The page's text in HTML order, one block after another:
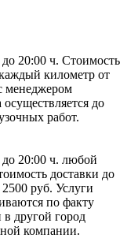
20:00 ч. Стоимость
километр от
менеджером
до
работ.
до 20:00 ч. любой
доставки до
руб. Услуги
по факту
в другой город
компании.